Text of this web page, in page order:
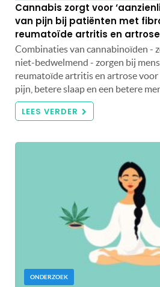
Cannabis zorgt voor
van pijn bij patiënten met
reumatoïde artritis en artrose
Combinaties van cannabinoïden -
niet-bedwelmend - zorgen bij
reumatoïde artritis en artrose
pijn, betere slaap en een betere
LEES VERDER
ONDERZOEK